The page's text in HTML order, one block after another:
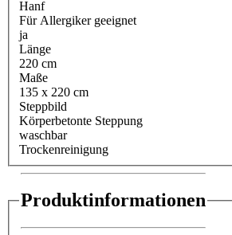
Hanf
Für Allergiker geeignet
ja
Länge
220 cm
Maße
135 x 220 cm
Steppbild
Körperbetonte Steppung
waschbar
Trockenreinigung
Produktinformationen